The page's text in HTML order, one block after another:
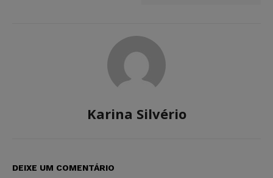
Karina Silvério
DEIXE UM COMENTÁRIO